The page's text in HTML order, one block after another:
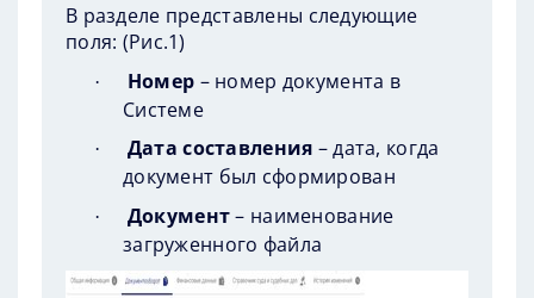
В разделе представлены следующие
поля: (Рис.1)
· Номер – номер документа в
Системе
· Дата составления – дата, когда
документ был сформирован
· Документ – наименование
загруженного файла